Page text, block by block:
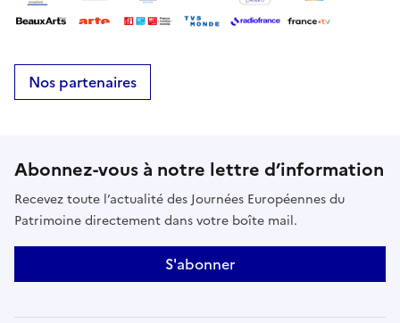
Nos partenaires
Abonnez-vous à notre lettre d’information
Recevez toute l’actualité des Journées Européennes du
Patrimoine directement dans votre boîte mail.
S'abonner